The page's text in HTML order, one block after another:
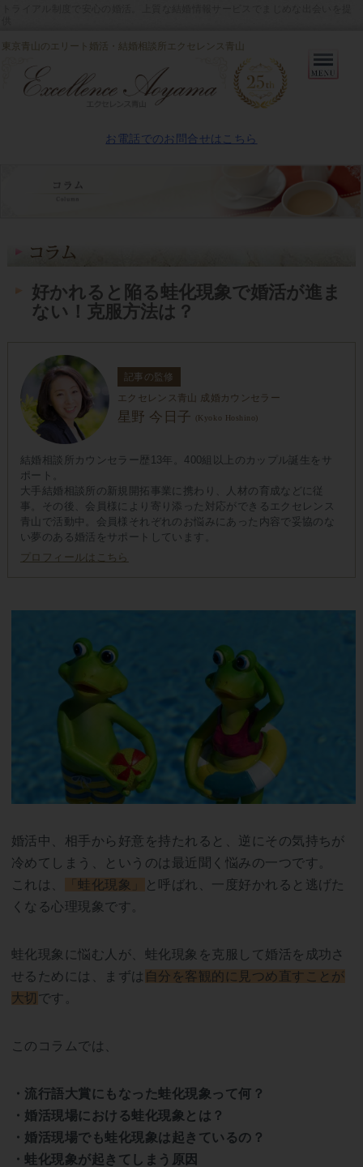
東京青山のエリート婚活・結婚相談所エクセレンス青山
お電話でのお問合せはこちら
好かれると陥る蛙化現象で婚活が進ま
ない！克服方法は？
記事の監修
エクセレンス青山 成婚カウンセラー
星野 今日子 (Kyoko Hoshino)
結婚相談所カウンセラー歴13年。400組以上のカップル誕生をサ
ポート。
大手結婚相談所の新規開拓事業に携わり、人材の育成などに従
事。その後、会員様により寄り添った対応ができるエクセレンス
青山で活動中。会員様それぞれのお悩みにあった内容で妥協のな
い夢のある婚活をサポートしています。
プロフィールはこちら
婚活中、相手から好意を持たれると、逆にその気持ちが
冷めてしまう、というのは最近聞く悩みの一つです。
これは、
「蛙化現象」
と呼ばれ、一度好かれると逃げた
くなる心理現象です。
蛙化現象に悩む人が、蛙化現象を克服して婚活を成功さ
せるためには、まずは 自分を客観的に見つめ直すことが
大切 です。
このコラムでは、
・流行語大賞にもなった蛙化現象って何？
・婚活現場における蛙化現象とは？
・婚活現場でも蛙化現象は起きているの？
・蛙化現象が起きてしまう原因